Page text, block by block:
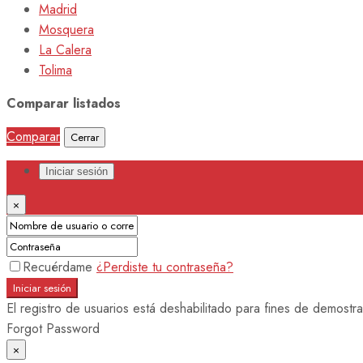
Madrid
Mosquera
La Calera
Tolima
Comparar listados
Comparar
Cerrar
Iniciar sesión
×
Recuérdame ¿Perdiste tu contraseña?
Iniciar sesión
El registro de usuarios está deshabilitado para fines de
Forgot Password
×